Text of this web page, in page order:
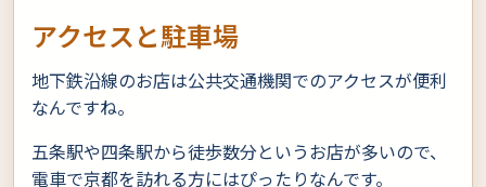
アクセスと駐車場
地下鉄沿線のお店は公共交通機関でのアクセスが便利
なんですね。
五条駅や四条駅から徒歩数分というお店が多いので、
電車で京都を訪れる方にはぴったりなんです。